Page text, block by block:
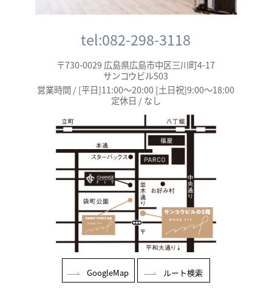
tel:082-298-3118
〒730-0029 広島県広島市中区三川町4-17
サンコウビル503
営業時間 / [平日]11:00～20:00 [土日祝]9:00～18:00
定休日 / なし
GoogleMap ルート検索